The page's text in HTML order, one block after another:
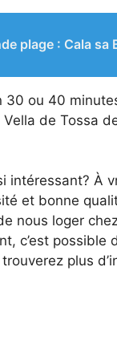
plage : Cala sa
ou 40
de Tossa
intéressant? À
et bonne
nous loger
c’est possible
plus